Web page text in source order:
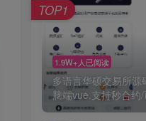
1.9W+人已阅读
多语言华硕交易所
脑端vue.支持秒合约
TOP1